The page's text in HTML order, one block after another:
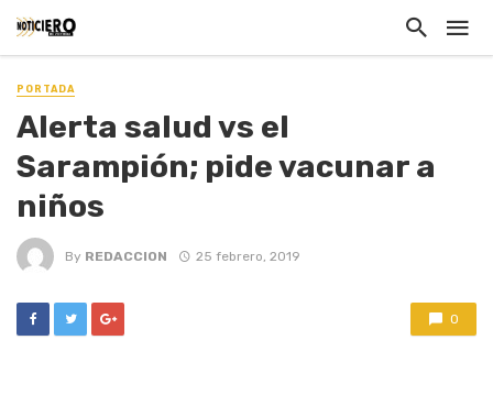
PORTADA
Alerta salud vs el
Sarampión; pide vacunar a
niños
By REDACCION 25 febrero, 2019
0